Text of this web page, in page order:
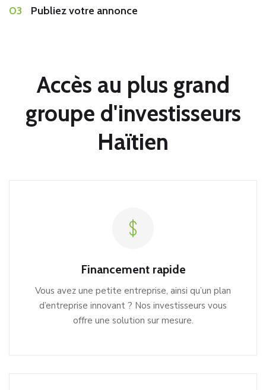
03 Publiez votre annonce
Accès au plus grand
groupe d'investisseurs
Haïtien
Financement rapide
Vous avez une petite entreprise, ainsi qu’un plan
d’entreprise innovant ? Nos investisseurs vous
offre une solution sur mesure.